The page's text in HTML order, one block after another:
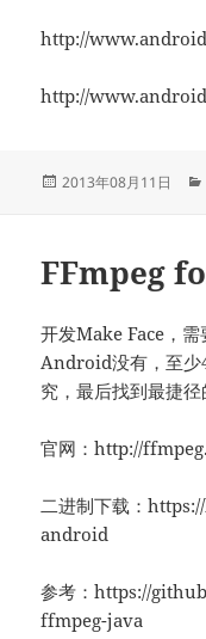
http://
http://
发
2013年08月11日
FFmpeg
开发Make Face，
Android没有，至少
究，最后找到最捷径
官网：http://
二进制下载：
android
参考：https://
ffmpeg-java